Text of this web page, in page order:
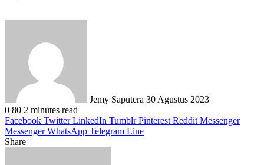
Jemy Saputera 30 Agustus 2023
0 80 2 minutes read
Facebook Twitter LinkedIn Tumblr Pinterest Reddit Messenger
Messenger WhatsApp Telegram Line
Share